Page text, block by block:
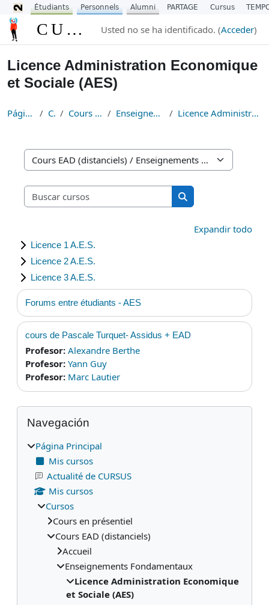
Salta al contenido principal
CURSUS Usted no se ha identificado. (Acceder)
Licence Administration Economique
et Sociale (AES)
Página Principal Cursos Cours EAD (distanciels) Enseignements Fondamentaux Licence Administration Economique et Sociale (AES)
Categorías
Buscar cursos
Buscar cursos
Expandir todo
Licence 1 A.E.S.
Licence 2 A.E.S.
Licence 3 A.E.S.
Forums entre étudiants - AES
cours de Pascale Turquet- Assidus + EAD
Profesor: Alexandre Berthe
Profesor: Yann Guy
Profesor: Marc Lautier
Bloques
Salta Navegación
Navegación
Página Principal
Mis cursos
Actualité de CURSUS
Mis cursos
Cursos
Cours en présentiel
Cours EAD (distanciels)
Accueil
Enseignements Fondamentaux
Licence Administration Economique
et Sociale (AES)
Étudiants Personnels Alumni PARTAGE Cursus